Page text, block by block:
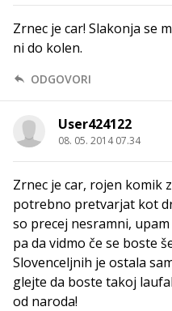
Zrnec je car! Slakonja se
ni do kolen.
ODGOVORI
User424122
08. 05. 2014 07.34
Zrnec je car, rojen komik
potrebno pretvarjat kot
so precej nesramni,
pa da vidmo če se boste
Slovenceljnih je ostala
glejte da boste takoj
od naroda!